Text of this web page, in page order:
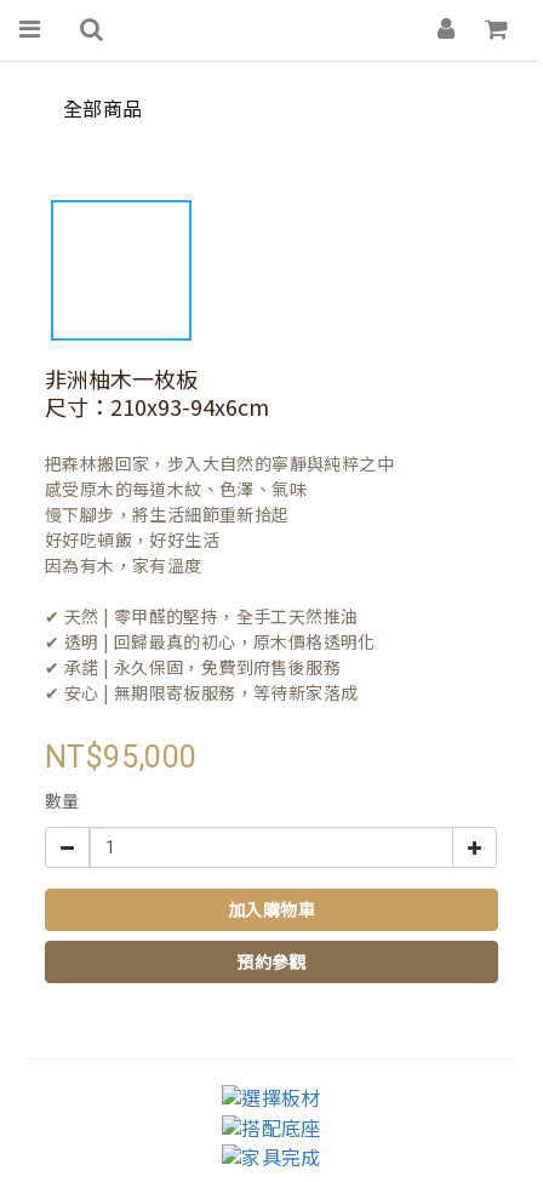
全部商品
非洲柚木一枚板
尺寸：210x93-94x6cm
把森林搬回家，步入大自然的寧靜與純粹之中
感受原木的每道木紋、色澤、氣味
慢下腳步，將生活細節重新拾起
好好吃頓飯，好好生活
因為有木，家有溫度
✔ 天然 | 零甲醛的堅持，全手工天然推油
✔ 透明 | 回歸最真的初心，原木價格透明化
✔ 承諾 | 永久保固，免費到府售後服務
✔ 安心 | 無期限寄板服務，等待新家落成
NT$95,000
數量
加入購物車
預約參觀